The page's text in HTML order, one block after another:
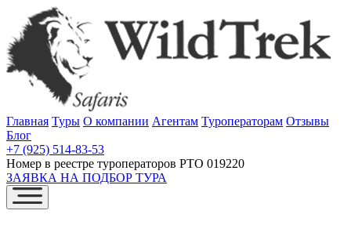
Главная Туры О компании Агентам Туроператорам Отзывы
Блог
+7 (925) 514-83-53
Номер в реестре туроператоров РТО 019220
ЗАЯВКА НА ПОДБОР ТУРА